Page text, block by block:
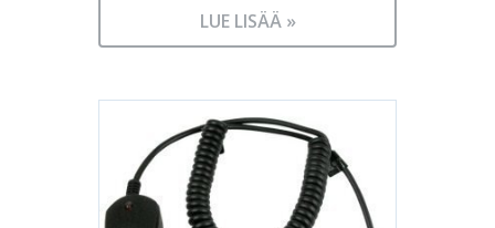
LUE LISÄÄ »